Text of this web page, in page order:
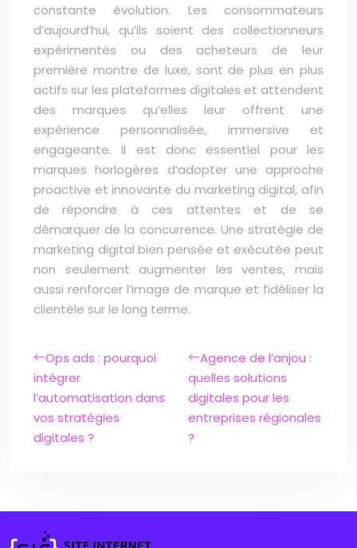
constante évolution. Les consommateurs
d’aujourd’hui, qu’ils soient des collectionneurs
expérimentés ou des acheteurs de leur
première montre de luxe, sont de plus en plus
actifs sur les plateformes digitales et attendent
des marques qu’elles leur offrent une
expérience personnalisée, immersive et
engageante. Il est donc essentiel pour les
marques horlogères d’adopter une approche
proactive et innovante du marketing digital, afin
de répondre à ces attentes et de se
démarquer de la concurrence. Une stratégie de
marketing digital bien pensée et exécutée peut
non seulement augmenter les ventes, mais
aussi renforcer l’image de marque et fidéliser la
clientèle sur le long terme.
Ops ads : pourquoi
intégrer
l’automatisation dans
vos stratégies
digitales ?
Agence de l’anjou :
quelles solutions
digitales pour les
entreprises régionales
?